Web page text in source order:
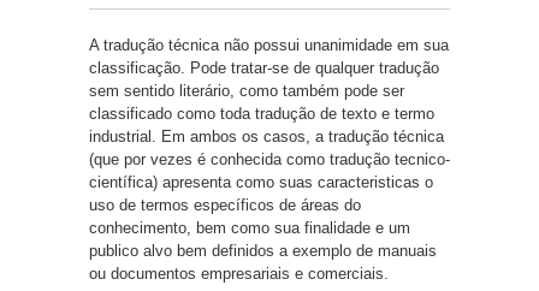
A tradução técnica não possui unanimidade em sua
classificação. Pode tratar-se de qualquer tradução
sem sentido literário, como também pode ser
classificado como toda tradução de texto e termo
industrial. Em ambos os casos, a tradução técnica
(que por vezes é conhecida como tradução tecnico-
científica) apresenta como suas caracteristicas o
uso de termos específicos de áreas do
conhecimento, bem como sua finalidade e um
publico alvo bem definidos a exemplo de manuais
ou documentos empresariais e comerciais.